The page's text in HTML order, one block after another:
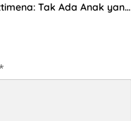
Tak Ada Anak yang